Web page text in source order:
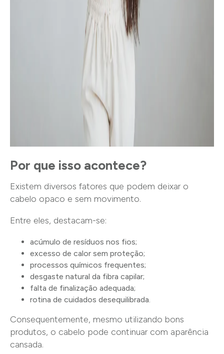
Por que isso acontece?
Existem diversos fatores que podem deixar o
cabelo opaco e sem movimento.
Entre eles, destacam-se:
acúmulo de resíduos nos fios;
excesso de calor sem proteção;
processos químicos frequentes;
desgaste natural da fibra capilar;
falta de finalização adequada;
rotina de cuidados desequilibrada.
Consequentemente, mesmo utilizando bons
produtos, o cabelo pode continuar com aparência
cansada.